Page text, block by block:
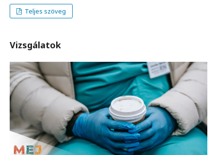
Teljes szöveg
Vizsgálatok